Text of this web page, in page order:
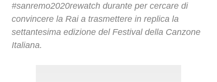
#sanremo2020rewatch durante per cercare di
convincere la Rai a trasmettere in replica la
settantesima edizione del Festival della Canzone
Italiana.